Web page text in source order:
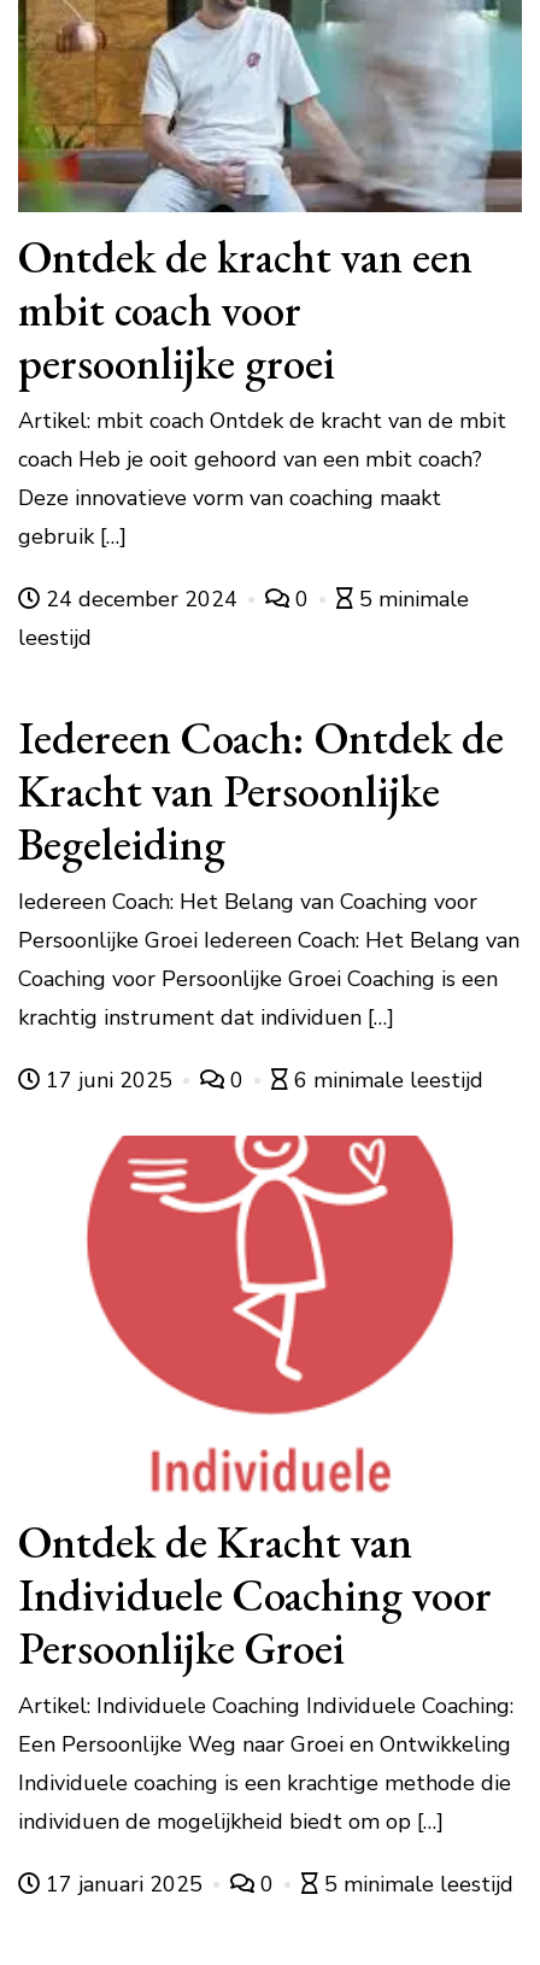
Ontdek de kracht van een
mbit coach voor
persoonlijke groei
Artikel: mbit coach Ontdek de kracht van de mbit
coach Heb je ooit gehoord van een mbit coach?
Deze innovatieve vorm van coaching maakt
gebruik […]
24 december 2024 0
5 minimale
leestijd
Iedereen Coach: Ontdek de
Kracht van Persoonlijke
Begeleiding
Iedereen Coach: Het Belang van Coaching voor
Persoonlijke Groei Iedereen Coach: Het Belang van
Coaching voor Persoonlijke Groei Coaching is een
krachtig instrument dat individuen […]
17 juni 2025 0 6 minimale leestijd
Ontdek de Kracht van
Individuele Coaching voor
Persoonlijke Groei
Artikel: Individuele Coaching Individuele Coaching:
Een Persoonlijke Weg naar Groei en Ontwikkeling
Individuele coaching is een krachtige methode die
individuen de mogelijkheid biedt om op […]
17 januari 2025 0 5 minimale leestijd